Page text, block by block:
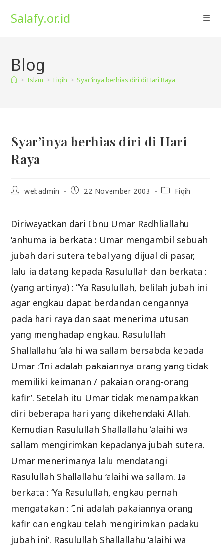
Salafy.or.id
Blog
> Islam > Fiqih > Syar’inya berhias diri di Hari Raya
Syar’inya berhias diri di Hari
Raya
Postwebadmin
Post22 November 2003
PostFiqih
Diriwayatkan dari Ibnu Umar Radhliallahu
‘anhuma ia berkata : Umar mengambil sebuah
jubah dari sutera tebal yang dijual di pasar,
lalu ia datang kepada Rasulullah dan berkata :
(yang artinya) : “Ya Rasulullah, belilah jubah ini
agar engkau dapat berdandan dengannya
pada hari raya dan saat menerima utusan
yang menghadap engkau. Rasulullah
Shallallahu ‘alaihi wa sallam bersabda kepada
Umar :’Ini adalah pakaiannya orang yang tidak
memiliki keimanan / pakaian orang-orang
kafir’. Setelah itu Umar tidak menampakkan
diri beberapa hari yang dikehendaki Allah.
Kemudian Rasulullah Shallallahu ‘alaihi wa
sallam mengirimkan kepadanya jubah sutera.
Umar menerimanya lalu mendatangi
Rasulullah Shallallahu ‘alaihi wa sallam. Ia
berkata : ‘Ya Rasulullah, engkau pernah
mengatakan : ‘Ini adalah pakaiannya orang
kafir dan engkau telah mengirimkan padaku
jubah ini’. Rasulullah Shallallahu ‘alaihi wa